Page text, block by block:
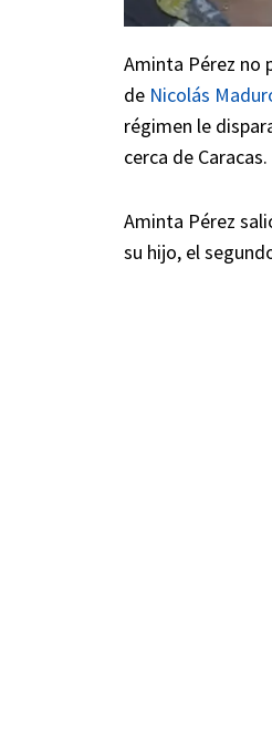
Aminta Pérez no
de Nicolás
régimen le
cerca de Caracas.
Aminta Pérez
su hijo, el